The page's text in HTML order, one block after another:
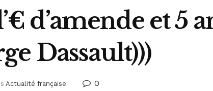
d’amende et 5
Dassault)))
Actualité française 0